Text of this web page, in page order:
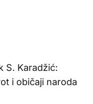
S. Karadžić:
i običaji naroda